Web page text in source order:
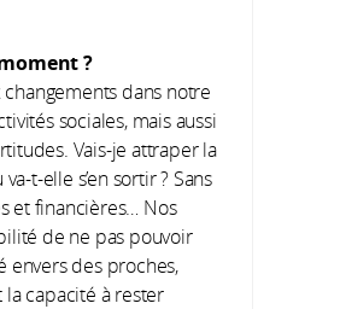
?
dans notre
sociales, mais aussi
Vais-je attraper la
t-elle s’en sortir ? Sans
et financières… Nos
de ne pas pouvoir
envers des proches,
capacité à rester